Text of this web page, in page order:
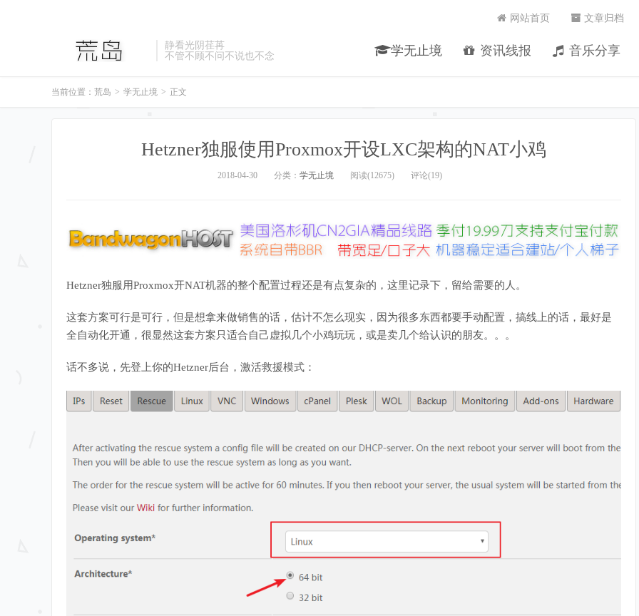
静看光阴荏苒
不管不顾不问不说也不念
学无止境 资讯线报 音乐分享
网站首页 文章归档
当前位置： 荒岛 > 学无止境 > 正文
Hetzner独服使用Proxmox开设LXC架构的NAT小鸡
2018-04-30 分类： 学无止境 阅读(12675) 评论(19)
Hetzner独服用Proxmox开NAT机器的整个配置过程还是有点复杂的，这里记录下，留给需要的人。
这套方案可行是可行，但是想拿来做销售的话，估计不怎么现实，因为很多东西都要手动配置，搞线上的话，最好是
全自动化开通，很显然这套方案只适合自己虚拟几个小鸡玩玩，或是卖几个给认识的朋友。。。
话不多说，先登上你的Hetzner后台，激活救援模式：